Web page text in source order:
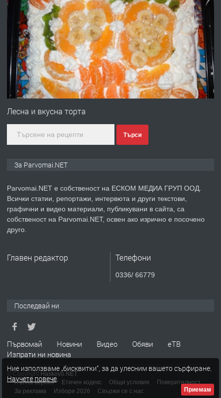
преди 1 година
ПРЕДЛАГА Работа за общи работници
преди 1 година
ПРЕДЛАГА
Първи поход "По стъпките на Ангел
преди 1 година
ПРЕДЛАГА Уроци по Математика
ТЪРСИ Търсим работник
Лесна и вкусна торта
Търси
За Parvomai.NET
Parvomai.NET е собственост на ЕСКОМ МЕДИА ГРУП ООД.
Всички статии, репортажи, интервюта и други текстови,
графични и видео материали, публикувани в сайта, са
собственост на Parvomai.NET, освен ако изрично е посочено
друго.
Главен редактор Телефони
0336/ 66779
Последвай ни
Първомай Новини Видео Обяви
еТВ
Изпрати ни новина
© Copyright Haskovo.NET
Пълна версия
Етичен кодекс Общи условия
Поверителност
За реклама
Избори 2026 Свържи се с нас
Ние използваме „бисквитки“, за да улесним вашето сърфиране.
Научете повече.
Приемам